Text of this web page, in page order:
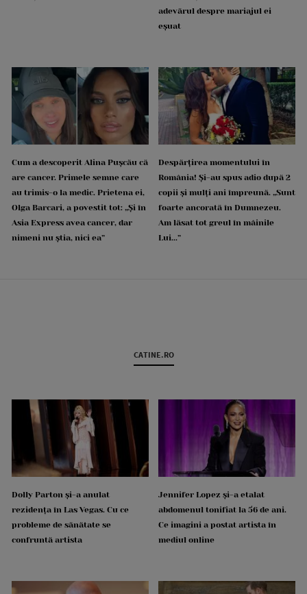
adevărul despre mariajul ei
eșuat
Cum a descoperit Alina Pușcău că
are cancer. Primele semne care
au trimis-o la medic. Prietena ei,
Olga Barcari, a povestit tot: „Și în
Asia Express avea cancer, dar
nimeni nu știa, nici ea”
Despărțirea momentului în
România! Și-au spus adio după 2
copii și mulți ani împreună. „Sunt
foarte ancorată în Dumnezeu.
Am lăsat tot greul în mâinile
Lui...”
CATINE.RO
Dolly Parton și-a anulat
rezidența în Las Vegas. Cu ce
probleme de sănătate se
confruntă artista
Jennifer Lopez și-a etalat
abdomenul tonifiat la 56 de ani.
Ce imagini a postat artista în
mediul online